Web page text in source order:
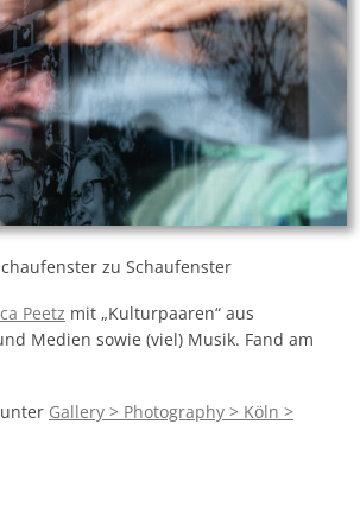
zu Schaufenster
Peetz mit „Kulturpaaren“ aus
Medien sowie (viel) Musik. Fand am
Gallery > Photography > Köln >